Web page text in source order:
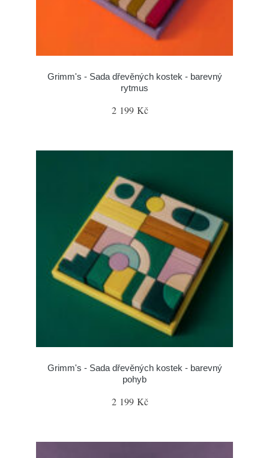
Grimm's - Sada dřevěných kostek - barevný
rytmus
2 199 Kč
Grimm's - Sada dřevěných kostek - barevný
pohyb
2 199 Kč